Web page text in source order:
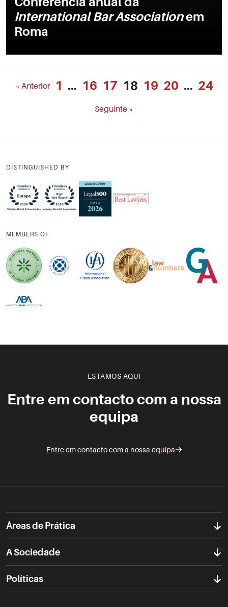
International Bar Associationem
Roma
« Anterior 1 … 16 17 18 19 20 … 24
Seguinte »
DISTINGUISHED BY
MEMBERS OF
ESTAMOS AQUI
Entre em contacto com a nossa
equipa
Entre em contacto com a nossa equipa
Áreas de Prática
A Sociedade
Políticas